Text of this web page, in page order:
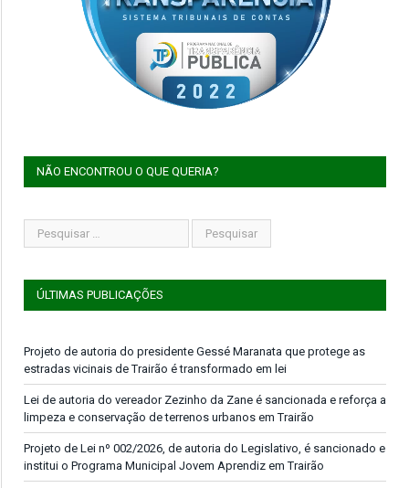
NÃO ENCONTROU O QUE QUERIA?
ÚLTIMAS PUBLICAÇÕES
Projeto de autoria do presidente Gessé Maranata que protege as
estradas vicinais de Trairão é transformado em lei
Lei de autoria do vereador Zezinho da Zane é sancionada e reforça a
limpeza e conservação de terrenos urbanos em Trairão
Projeto de Lei nº 002/2026, de autoria do Legislativo, é sancionado e
institui o Programa Municipal Jovem Aprendiz em Trairão